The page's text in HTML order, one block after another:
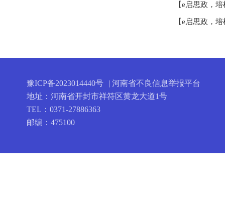
【e启思政，
【e启思政，
豫ICP备2023014440号
| 河南省不良信息举报平台
地址：河南省开封市祥符区黄龙大道1号
TEL：0371-27886363
邮编：475100